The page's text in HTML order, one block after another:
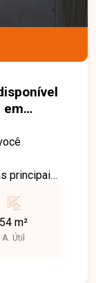
em
principais
e
54 m²
A. Útil